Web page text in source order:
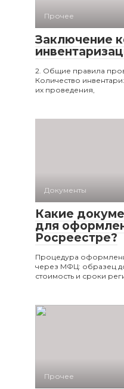
Прочее
Заключение
2. Общие правила
Количество
их проведения,
Документы
Какие
для
Росреестре?
Процедура
через МФЦ: образец
стоимость и сроки
Прочее